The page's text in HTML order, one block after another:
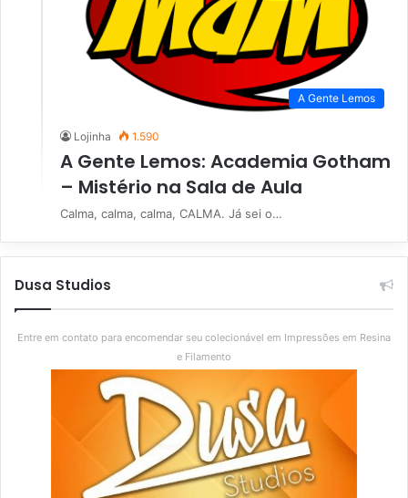
A Gente Lemos
Lojinha 1.590
A Gente Lemos: Academia Gotham
– Mistério na Sala de Aula
Calma, calma, calma, CALMA. Já sei o…
Dusa Studios
Entre em contato para encomendar seu colecionável em Impressões em Resina
e Filamento